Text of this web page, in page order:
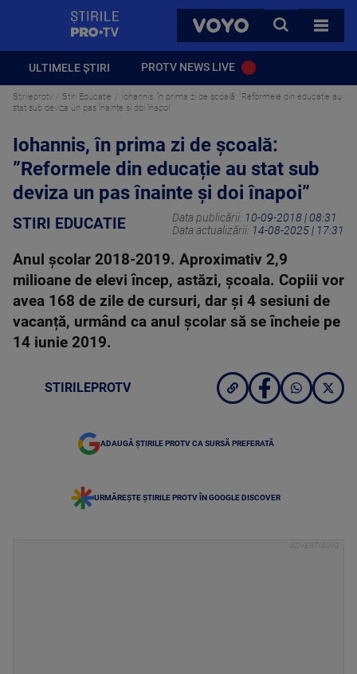
VOYO
CAUTA
TOATE
ULTIMELE ȘTIRI PROTV NEWS LIVE
Stirileprotv Stiri Educatie
Iohannis, în prima zi de școală: ”Reformele din educație au
stat sub deviza un pas înainte şi doi înapoi”
Iohannis, în prima zi de școală:
”Reformele din educație au stat sub
deviza un pas înainte şi doi înapoi”
STIRI EDUCATIE Data publicării: 10-09-2018 | 08:31
Data actualizării: 14-08-2025 | 17:31
Anul școlar 2018-2019. Aproximativ 2,9
milioane de elevi încep, astăzi, școala. Copiii vor
avea 168 de zile de cursuri, dar și 4 sesiuni de
vacanță, urmând ca anul școlar să se încheie pe
14 iunie 2019.
STIRILEPROTV
ADAUGĂ ȘTIRILE PROTV CA SURSĂ PREFERATĂ
URMĂREȘTE ȘTIRILE PROTV ÎN GOOGLE DISCOVER